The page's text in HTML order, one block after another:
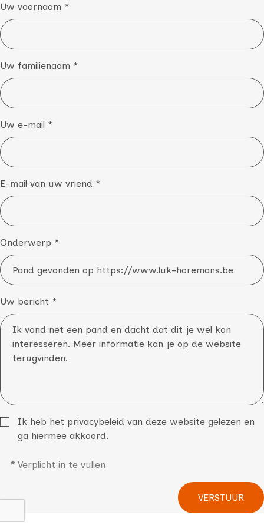
Uw voornaam *
Uw familienaam *
Uw e-mail *
E-mail van uw vriend *
Onderwerp *
Uw bericht *
Ik heb het privacybeleid van deze website gelezen en
ga hiermee akkoord.
* Verplicht in te vullen
VERSTUUR